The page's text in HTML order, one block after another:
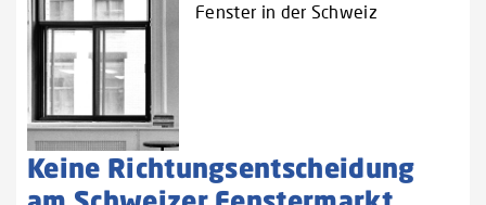
Fenster in der Schweiz
Keine Richtungsentscheidung